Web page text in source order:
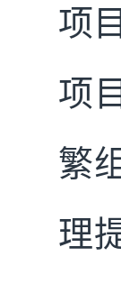
项
项
繁
理